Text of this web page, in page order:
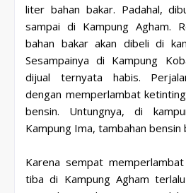
liter bahan bakar. Padahal,
sampai di Kampung Agham.
bahan bakar akan dibeli di
Sesampainya di Kampung
dijual ternyata habis.
dengan memperlambat
bensin. Untungnya, di
Kampung Ima, tambahan bensin
Karena sempat
tiba di Kampung Agham